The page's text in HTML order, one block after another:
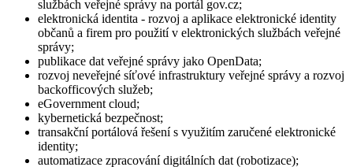
službách veřejné správy na portál gov.cz;
elektronická identita - rozvoj a aplikace elektronické identity
občanů a firem pro použití v elektronických službách veřejné
správy;
publikace dat veřejné správy jako OpenData;
rozvoj neveřejné síťové infrastruktury veřejné správy a rozvoj
backofficových služeb;
eGovernment cloud;
kybernetická bezpečnost;
transakční portálová řešení s využitím zaručené elektronické
identity;
automatizace zpracování digitálních dat (robotizace);